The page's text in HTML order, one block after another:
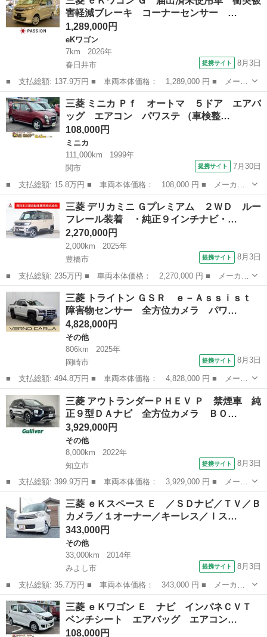
ラックアウトフロントバンパー・フロントグリル ＢＩＧ－Ｘ１０イ
ンチナビ...
害軽減ブレーキ コーナーセンサー …
1,289,000円
eKワゴン
7km
2026年
春日井市
提携サイト 8月3日
■ 支払総額: 137.9万円 ■ 車両本体価格： 1,289,000 円 ■ メーカ
ー名： 三菱 ■ 車種名： ｅＫワゴン ■ グレード名： Ｇ 届出
済未使用車 衝突被害軽減ブレーキ コーナーセンサー スマートキ
ー アイ...
愛知 春日井市
三菱 ミニカ Ｐｆ オートマ ５ドア エアバ
ッグ エアコン パワステ （車検整…
108,000円
ミニカ
111,000km
1999年
関市
提携サイト 7月30日
■ 支払総額: 15.8万円 ■ 車両本体価格： 108,000 円 ■ メーカー
名： 三菱 ■ 車種名： ミニカ ■ グレード名： Ｐｆ オート
マ ５ドア エアバッグ エアコン パワステ ■ 排気量： 660cc
■ ド...
岐阜 関市 ミニカ
三菱 デリカミニ Ｇプレミアム ２ＷＤ ルー
フレール装着 ・純正９インチナビ・…
2,270,000円
2,000km
2025年
豊橋市
提携サイト 8月3日
■ 支払総額: 235万円 ■ 車両本体価格： 2,270,000 円 ■ メーカー
名： 三菱 ■ 車種名： デリカミニ ■ グレード名： Ｇプレミア
ム ２ＷＤ ルーフレール装着 ・純正９インチナビ・マルアラ・Ｅ
ＴＣ２．０...
愛知 豊橋市 三菱
三菱 トライトン ＧＳＲ ｅ－Ａｓｓｉｓｔ
障害物センサー 全方位カメラ パワ…
4,828,000円
その他
806km
2025年
岡崎市
提携サイト 8月3日
■ 支払総額: 494.8万円 ■ 車両本体価格： 4,828,000 円 ■ メーカ
ー名： 三菱 ■ 車種名： トライトン ■ グレード名： ＧＳＲ
ｅ－Ａｓｓｉｓｔ 障害物センサー 全方位カメラ パワーシート
シートヒ...
愛知 岡崎市 その他
三菱 アウトランダーＰＨＥＶ Ｐ 禁煙車 純
正９型ＤＡナビ 全方位カメラ ＢＯ…
3,929,000円
その他
8,000km
2022年
知立市
提携サイト 8月3日
■ 支払総額: 399.9万円 ■ 車両本体価格： 3,929,000 円 ■ メーカ
ー名： 三菱 ■ 車種名： アウトランダーＰＨＥＶ ■ グレード
名： Ｐ 禁煙車 純正９型ＤＡナビ 全方位カメラ ＢＯＳＥ マ
イパイロッ...
愛知 知立市 その他
三菱 ｅＫスペース Ｅ ／ＳＤナビ／ＴＶ／Ｂ
カメラ／１オーナー／キーレス／Ｉス…
343,000円
その他
33,000km
2014年
みよし市
提携サイト 8月3日
■ 支払総額: 35.7万円 ■ 車両本体価格： 343,000 円 ■ メーカー
名： 三菱 ■ 車種名： ｅＫスペース ■ グレード名： Ｅ ／Ｓ
Ｄナビ／ＴＶ／Ｂカメラ／１オーナー／キーレス／Ｉストップ／禁煙
車／ＷエアＢ...
愛知 みよし市
三菱 ｅＫワゴン Ｅ ナビ インパネＣＶＴ
ベンチシート エアバッグ エアコン…
108,000円